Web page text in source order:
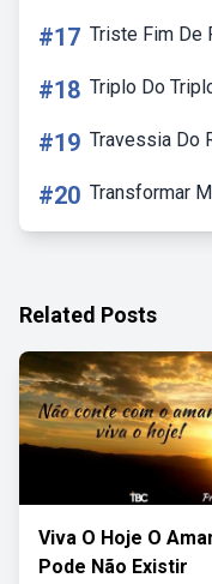
#17 Triste Fim De
#18 Triplo Do
#19 Travessia Do
#20 Transformar
Related Posts
Viva O Hoje O
Pode Não Existir